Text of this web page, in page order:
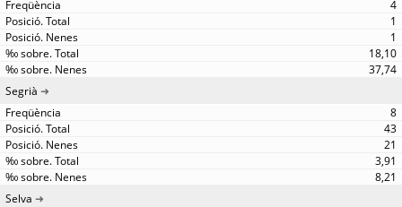
4
1
1
18,10
37,74
Segrià
8
43
21
3,91
8,21
Selva